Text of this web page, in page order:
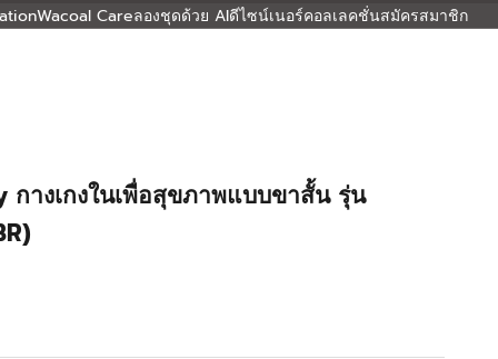
Wacoal Careลองชุดด้วย AIดีไซน์เนอร์คอลเลคชั่นสมัครสมาชิก
กางเกงในเพื่อสุขภาพแบบขาสั้น รุ่น